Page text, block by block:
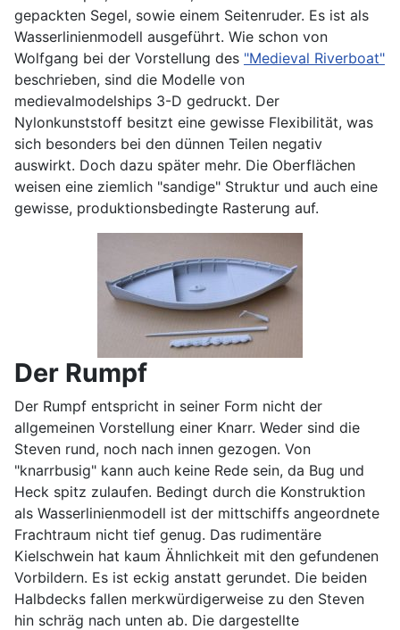
gepackten Segel, sowie einem Seitenruder. Es ist als
Wasserlinienmodell ausgeführt. Wie schon von
Wolfgang bei der Vorstellung des "Medieval Riverboat"
beschrieben, sind die Modelle von
medievalmodelships 3-D gedruckt. Der
Nylonkunststoff besitzt eine gewisse Flexibilität, was
sich besonders bei den dünnen Teilen negativ
auswirkt. Doch dazu später mehr. Die Oberflächen
weisen eine ziemlich "sandige" Struktur und auch eine
gewisse, produktionsbedingte Rasterung auf.
Der Rumpf
Der Rumpf entspricht in seiner Form nicht der
allgemeinen Vorstellung einer Knarr. Weder sind die
Steven rund, noch nach innen gezogen. Von
"knarrbusig" kann auch keine Rede sein, da Bug und
Heck spitz zulaufen. Bedingt durch die Konstruktion
als Wasserlinienmodell ist der mittschiffs angeordnete
Frachtraum nicht tief genug. Das rudimentäre
Kielschwein hat kaum Ähnlichkeit mit den gefundenen
Vorbildern. Es ist eckig anstatt gerundet. Die beiden
Halbdecks fallen merkwürdigerweise zu den Steven
hin schräg nach unten ab. Die dargestellte